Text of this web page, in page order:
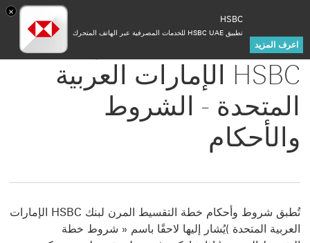
×
HSBC
تطبيق HSBC UAE للخدمات المصرفية عبر الهاتف المتحرك
اعرف المزيد
‏‫خطة التقسيط المرن لبنك
HSBC الإمارات العربية
المتحدة - ‏‫الشروط
والأحكام‬
تُطبق شروط وأحكام خطة التقسيط المرن لبنك HSBC الإمارات
العربية المتحدة )يُشار إليها لاحقًا باسم « شروط خطة